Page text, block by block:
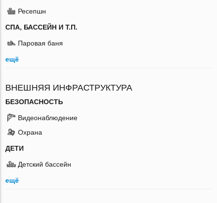
Ресепшн
СПА, БАССЕЙН И Т.П.
Паровая баня
ещё
ВНЕШНЯЯ ИНФРАСТРУКТУРА
БЕЗОПАСНОСТЬ
Видеонаблюдение
Охрана
ДЕТИ
Детский бассейн
ещё